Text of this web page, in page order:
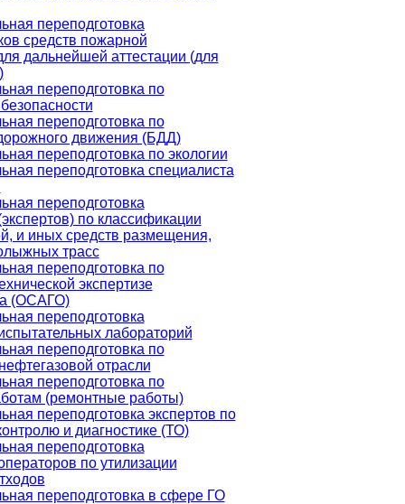
переподготовка
средств пожарной
дальнейшей аттестации (для
переподготовка по
переподготовка по
движения (БДД)
переподготовка по экологии
переподготовка специалиста
переподготовка
по классификации
и иных средств размещения,
трасс
переподготовка по
экспертизе
(ОСАГО)
переподготовка
лабораторий
переподготовка по
отрасли
переподготовка по
(ремонтные работы)
переподготовка экспертов по
и диагностике (ТО)
переподготовка
по утилизации
переподготовка в сфере ГО